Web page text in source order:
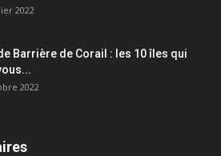
2022
Barrière de Corail : les 10 îles qui
2022